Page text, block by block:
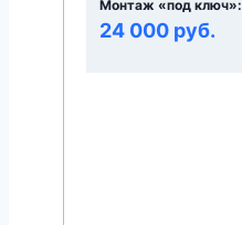
Монтаж «под ключ»:
24 000 руб.